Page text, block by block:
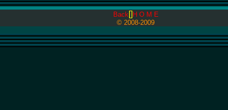
Back[] H O M E
© 2008-2009